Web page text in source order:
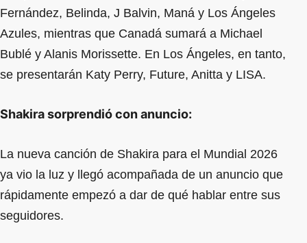
Fernández, Belinda, J Balvin, Maná y Los Ángeles
Azules, mientras que Canadá sumará a Michael
Bublé y Alanis Morissette. En Los Ángeles, en tanto,
se presentarán Katy Perry, Future, Anitta y LISA.
Shakira sorprendió con anuncio:
La nueva canción de Shakira para el Mundial 2026
ya vio la luz y llegó acompañada de un anuncio que
rápidamente empezó a dar de qué hablar entre sus
seguidores.